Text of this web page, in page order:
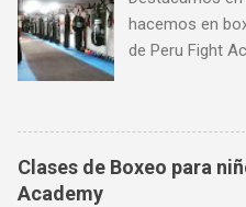
hacemos en
de Peru Fight
lugar para
Pueblo Libre y
a su
Marina 1368 (a
Clases de Boxeo para
Academy